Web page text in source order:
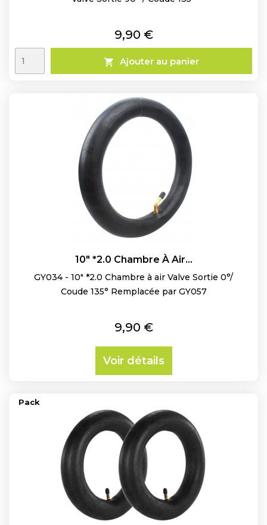
Prix
9,90 €
 Ajouter au panier
10" *2.0 Chambre À Air...
GY034 - 10" *2.0 Chambre à air Valve Sortie 0°/
Coude 135° Remplacée par GY057
Prix
9,90 €
Voir détails
Pack